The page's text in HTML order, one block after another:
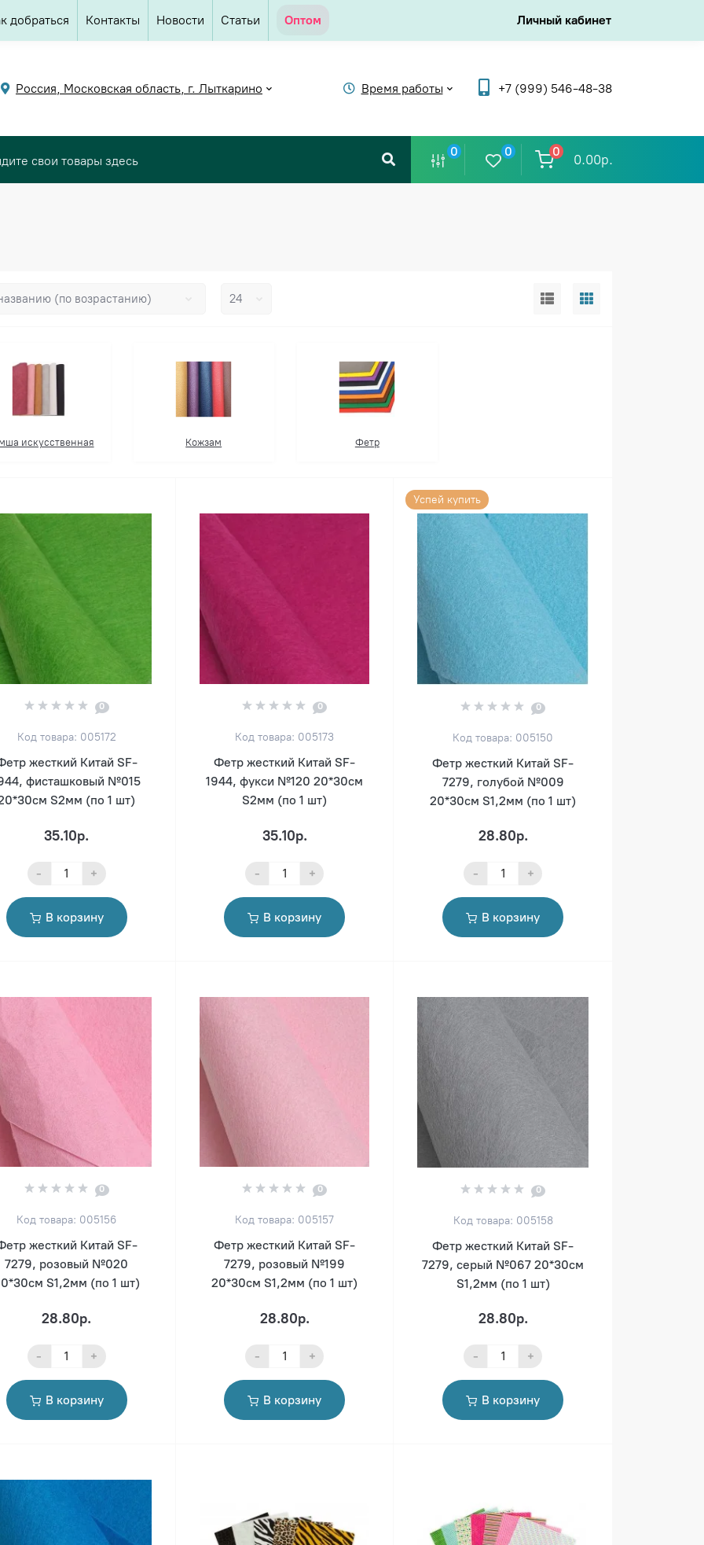
добраться Контакты Новости Статьи Оптом Личный кабинет
Россия, Московская область, г. Лыткарино Время работы +7 (999) 546-48-38
0 0 0
0.00р.
искусственная Кожзам Фетр
0
Код товара: 005172
жесткий Китай SF-
фисташковый №015
S2мм (по 1 шт)
35.10р.
- +
В корзину
0
Код товара: 005173
Фетр жесткий Китай SF-
1944, фукси №120 20*30см
S2мм (по 1 шт)
35.10р.
- +
В корзину
Успей купить
0
Код товара: 005150
Фетр жесткий Китай SF-
7279, голубой №009
20*30см S1,2мм (по 1 шт)
28.80р.
- +
В корзину
0
Код товара: 005156
жесткий Китай SF-
7279, розовый №020
S1,2мм (по 1 шт)
28.80р.
- +
В корзину
0
Код товара: 005157
Фетр жесткий Китай SF-
7279, розовый №199
20*30см S1,2мм (по 1 шт)
28.80р.
- +
В корзину
0
Код товара: 005158
Фетр жесткий Китай SF-
7279, серый №067 20*30см
S1,2мм (по 1 шт)
28.80р.
- +
В корзину